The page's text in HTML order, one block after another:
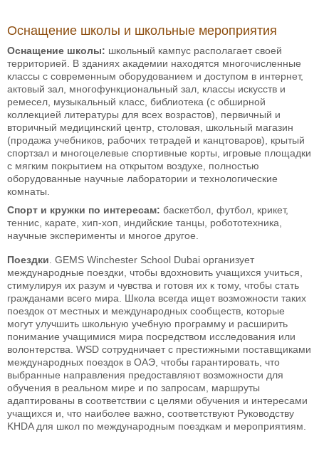
Оснащение школы и школьные мероприятия
Оснащение школы: школьный кампус располагает своей
территорией. В зданиях академии находятся многочисленные
классы с современным оборудованием и доступом в интернет,
актовый зал, многофункциональный зал, классы искусств и
ремесел, музыкальный класс, библиотека (с обширной
коллекцией литературы для всех возрастов), первичный и
вторичный медицинский центр, столовая, школьный магазин
(продажа учебников, рабочих тетрадей и канцтоваров), крытый
спортзал и многоцелевые спортивные корты, игровые площадки
с мягким покрытием на открытом воздухе, полностью
оборудованные научные лаборатории и технологические
комнаты.
Спорт и кружки по интересам: баскетбол, футбол, крикет,
теннис, карате, хип-хоп, индийские танцы, робототехника,
научные эксперименты и многое другое.
Поездки . GEMS Winchester School Dubai организует
международные поездки, чтобы вдохновить учащихся учиться,
стимулируя их разум и чувства и готовя их к тому, чтобы стать
гражданами всего мира. Школа всегда ищет возможности таких
поездок от местных и международных сообществ, которые
могут улучшить школьную учебную программу и расширить
понимание учащимися мира посредством исследования или
волонтерства. WSD сотрудничает с престижными поставщиками
международных поездок в ОАЭ, чтобы гарантировать, что
выбранные направления предоставляют возможности для
обучения в реальном мире и по запросам, маршруты
адаптированы в соответствии с целями обучения и интересами
учащихся и, что наиболее важно, соответствуют Руководству
KHDA для школ по международным поездкам и мероприятиям.